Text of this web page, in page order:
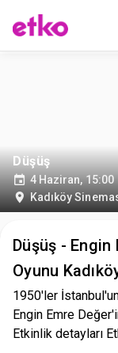
Düşüş
4 Haziran, 15:00
Kadıköy
Düşüş -
Oyunu
1950'ler
Engin Emre
Etkinlik detayları